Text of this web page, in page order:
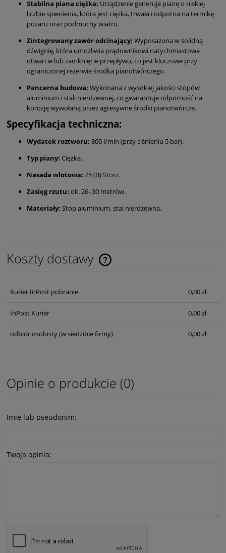
Stabilna piana ciężka: Urządzenie generuje pianę o niskiej
liczbie spienienia, która jest ciężka, trwała i odporna na termikę
pożaru oraz podmuchy wiatru.
Zintegrowany zawór odcinający: Wyposażona w solidną
dźwignię, która umożliwia prądownikowi natychmiastowe
otwarcie lub zamknięcie przepływu, co jest kluczowe przy
ograniczonej rezerwie środka pianotwórczego.
Pancerna budowa: Wykonana z wysokiej jakości stopów
aluminium i stali nierdzewnej, co gwarantuje odporność na
korozję wywołaną przez agresywne środki pianotwórcze.
Specyfikacja techniczna:
Wydatek roztworu: 800 l/min (przy ciśnieniu 5 bar).
Typ piany: Ciężka.
Nasada wlotowa: 75 (B) Storz.
Zasięg rzutu: ok. 26–30 metrów.
Materiały: Stop aluminium, stal nierdzewna.
Koszty dostawy
Cena nie zawiera ewentualnych kosztów płatności
Kurier InPost pobranie 0,00 zł
InPost Kurier 0,00 zł
odbiór osobisty(w siedzibie firmy) 0,00 zł
Opinie o produkcie (0)
Imię lub pseudonim:
Twoja opinia: